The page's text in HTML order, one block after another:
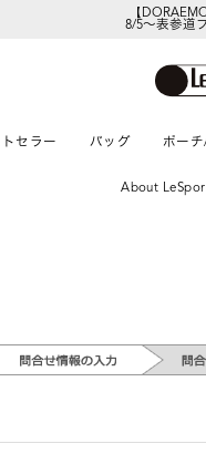
【
8/5～表参道
セラー バッグ ポー
About